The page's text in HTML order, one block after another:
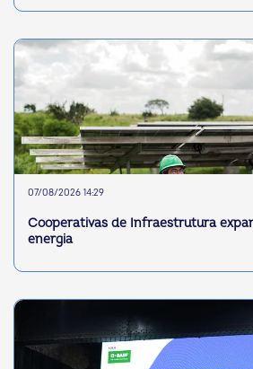
07/08/2026 14:29
Cooperativas de Infraestrutura
energia